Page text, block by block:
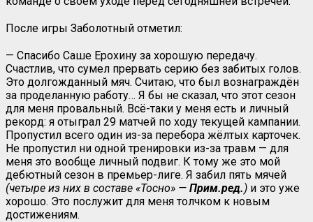
После игры Заболотный отметил:
— Спасибо Саше Ерохину за хорошую передачу.
Счастлив, что сумел прервать серию без забитых голов.
Это долгожданный мяч. Считаю, что был вознаграждён
за проделанную работу… Я бы не сказал, что этот сезон
для меня провальный. Всё-таки у меня есть и личный
рекорд: я отыграл 29 матчей по ходу текущей кампании.
Пропустил всего один из-за перебора жёлтых карточек.
Не пропустил ни одной тренировки из-за травм — для
меня это вообще личный подвиг. К тому же это мой
дебютный сезон в премьер-лиге. Я забил пять мячей
(четыре из них в составе «Тосно» — Прим.ред.) и это уже
хорошо. Это послужит для меня толчком к новым
достижениям.